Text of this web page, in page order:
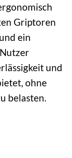
Griptoren
ein
und
ohne
belasten.